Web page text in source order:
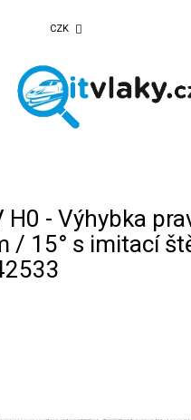
CZK
H0 - Výhybka
/ 15° s imitací